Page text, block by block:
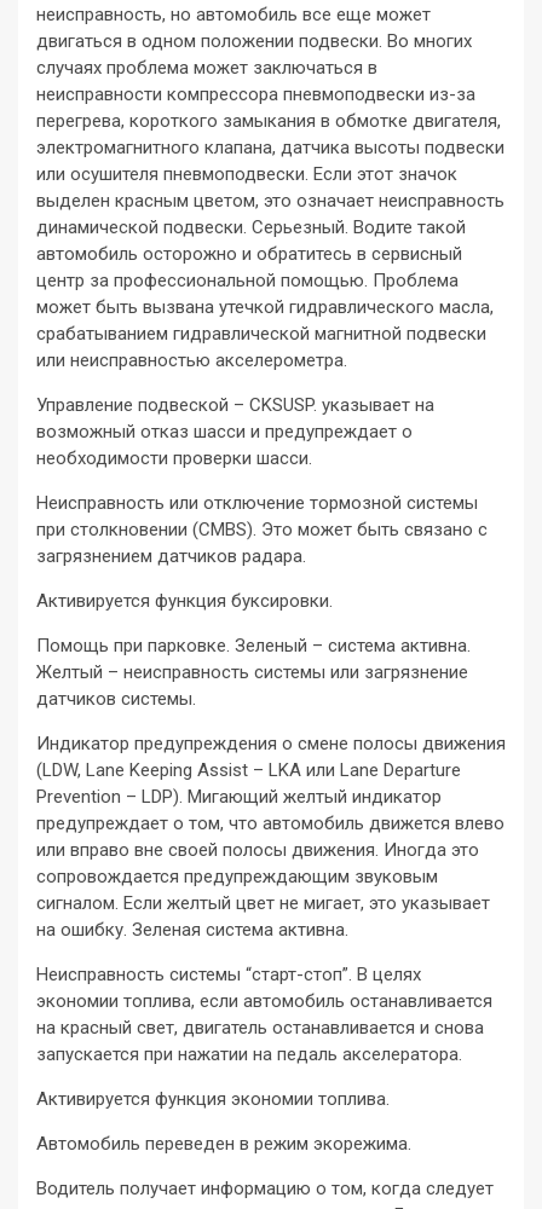
неисправность, но автомобиль все еще может
двигаться в одном положении подвески. Во многих
случаях проблема может заключаться в
неисправности компрессора пневмоподвески из-за
перегрева, короткого замыкания в обмотке двигателя,
электромагнитного клапана, датчика высоты подвески
или осушителя пневмоподвески. Если этот значок
выделен красным цветом, это означает неисправность
динамической подвески. Серьезный. Водите такой
автомобиль осторожно и обратитесь в сервисный
центр за профессиональной помощью. Проблема
может быть вызвана утечкой гидравлического масла,
срабатыванием гидравлической магнитной подвески
или неисправностью акселерометра.
Управление подвеской – CKSUSP. указывает на
возможный отказ шасси и предупреждает о
необходимости проверки шасси.
Неисправность или отключение тормозной системы
при столкновении (CMBS). Это может быть связано с
загрязнением датчиков радара.
Активируется функция буксировки.
Помощь при парковке. Зеленый – система активна.
Желтый – неисправность системы или загрязнение
датчиков системы.
Индикатор предупреждения о смене полосы движения
(LDW, Lane Keeping Assist – LKA или Lane Departure
Prevention – LDP). Мигающий желтый индикатор
предупреждает о том, что автомобиль движется влево
или вправо вне своей полосы движения. Иногда это
сопровождается предупреждающим звуковым
сигналом. Если желтый цвет не мигает, это указывает
на ошибку. Зеленая система активна.
Неисправность системы “старт-стоп”. В целях
экономии топлива, если автомобиль останавливается
на красный свет, двигатель останавливается и снова
запускается при нажатии на педаль акселератора.
Активируется функция экономии топлива.
Автомобиль переведен в режим экорежима.
Водитель получает информацию о том, когда следует